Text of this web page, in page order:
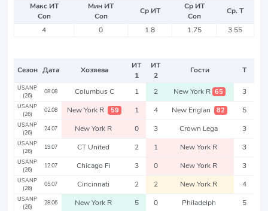
Макс ИТ
Соп
Мин ИТ
Соп
Ср ИТ
Ср ИТ
Соп
Ср. Т
4
0 1.8 1.75 3.55
Сезон Дата Хозяева
ИТ
1
ИТ
2
Гости Т
USANP
(26)
08.08 Columbus C 1 2 New York R 65 3
USANP
(26)
02.08 New York R 59 1 4 New Englan 82 5
USANP
(26)
24.07 New York R 0 3 Crown Lega 3
USANP
(26)
19.07 CT United 2 1 New York R 3
USANP
(26)
12.07 Chicago Fi 3 0 New York R 3
USANP
(26)
05.07 Cincinnati 2 2 New York R 4
USANP
(26)
28.06 New York R 5 0 Philadelph 5